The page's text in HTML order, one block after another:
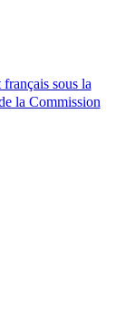
sous la
la Commission